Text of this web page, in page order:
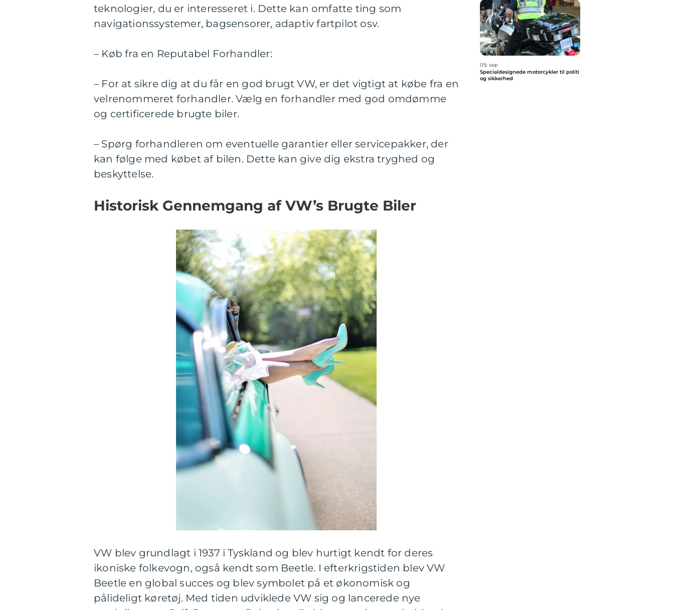
teknologier, du er interesseret i. Dette kan omfatte ting som
navigationssystemer, bagsensorer, adaptiv fartpilot osv.
– Køb fra en Reputabel Forhandler:
– For at sikre dig at du får en god brugt VW, er det vigtigt at købe fra en
velrenommeret forhandler. Vælg en forhandler med god omdømme
og certificerede brugte biler.
– Spørg forhandleren om eventuelle garantier eller servicepakker, der
kan følge med købet af bilen. Dette kan give dig ekstra tryghed og
beskyttelse.
Historisk Gennemgang af VW’s Brugte Biler
VW blev grundlagt i 1937 i Tyskland og blev hurtigt kendt for deres
ikoniske folkevogn, også kendt som Beetle. I efterkrigstiden blev VW
Beetle en global succes og blev symbolet på et økonomisk og
pålideligt køretøj. Med tiden udviklede VW sig og lancerede nye
09. sep
Specialdesignede motorcykler til politi
og sikkerhed